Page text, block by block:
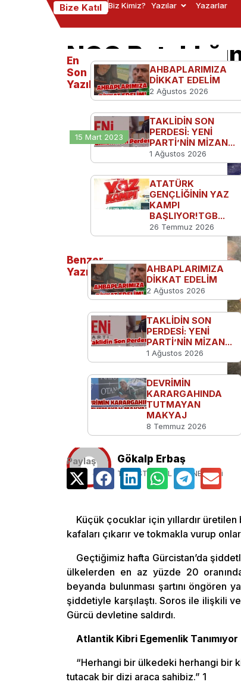
Bize Katıl Biz Kimiz? Yazılar Yazarlar
NGO
Ana Sayfa Serbest Kürsü NGO
15 Mart 2023
Gökalp Erbaş
TGB İSTANBUL İL YöNETiCiSi
Küçük çocuklar için yıllardır
kafaları çıkarır ve tokmakla vurup
Geçtiğimiz hafta Gürcistan’da
ülkelerden en az yüzde 20
beyanda bulunması şartını öngören
şiddetiyle karşılaştı. Soros ile ilişkili ve
Gürcü devletine saldırdı.
Atlantik Kibri Egemenlik Tanımıyor
“Herhangi bir ülkedeki herhangi bir
tutacak bir dizi araca sahibiz.” 1
En
Son
Yazılanlar
AHBAPLARIMIZA
DİKKAT EDELİM
2 Ağustos 2026
TAKLİDİN SON
PERDESİ: YENİ
PARTİ’NİN MİZAN...
1 Ağustos 2026
ATATÜRK
GENÇLİĞİNİN YAZ
KAMPI
BAŞLIYOR!TGB...
26 Temmuz 2026
Benzer
Yazılar
AHBAPLARIMIZA
DİKKAT EDELİM
2 Ağustos 2026
TAKLİDİN SON
PERDESİ: YENİ
PARTİ’NİN MİZAN...
1 Ağustos 2026
DEVRİMİN
KARARGAHINDA
TUTMAYAN
MAKYAJ
8 Temmuz 2026
Paylaş